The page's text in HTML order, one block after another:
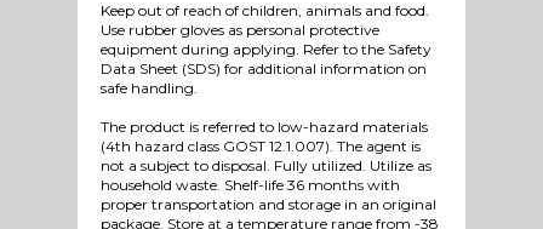
Keep out of reach of children, animals and food.
Use rubber gloves as personal protective
equipment during applying. Refer to the Safety
Data Sheet (SDS) for additional information on
safe handling.
The product is referred to low-hazard materials
(4th hazard class GOST 12.1.007). The agent is
not a subject to disposal. Fully utilized. Utilize as
household waste. Shelf-life 36 months with
proper transportation and storage in an original
package. Store at a temperature range from -38